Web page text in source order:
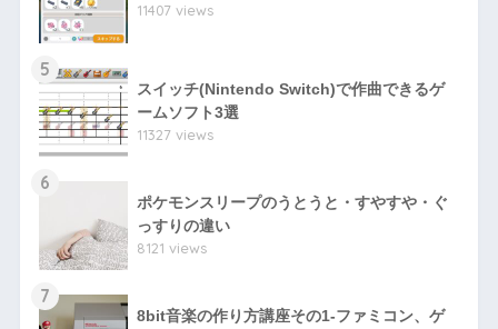
11407 views
5
スイッチ(Nintendo Switch)で作曲できるゲ
ームソフト3選
11327 views
6
ポケモンスリープのうとうと・すやすや・ぐ
っすりの違い
8121 views
7
8bit音楽の作り方講座その1-ファミコン、ゲ